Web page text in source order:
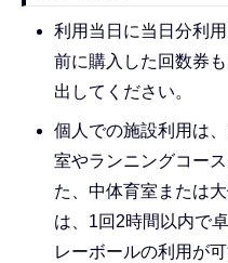
利用当日に当日分利
前に購入した回数券
出してください。
個人での施設利用は
室やランニングコー
た、中体育室または
は、1回2時間以内で
レーボールの利用が可